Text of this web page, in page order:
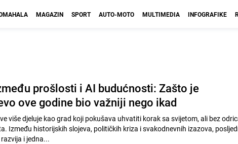
MAGAZIN SPORT AUTO-MOTO MULTIMEDIA INFOGRAFIKE
prošlosti i AI budućnosti: Zašto je
ove godine bio važniji nego ikad
više djeluje kao grad koji pokušava uhvatiti korak sa svijetom, ali bez
Između historijskih slojeva, političkih kriza i svakodnevnih izazova,
i jedna...